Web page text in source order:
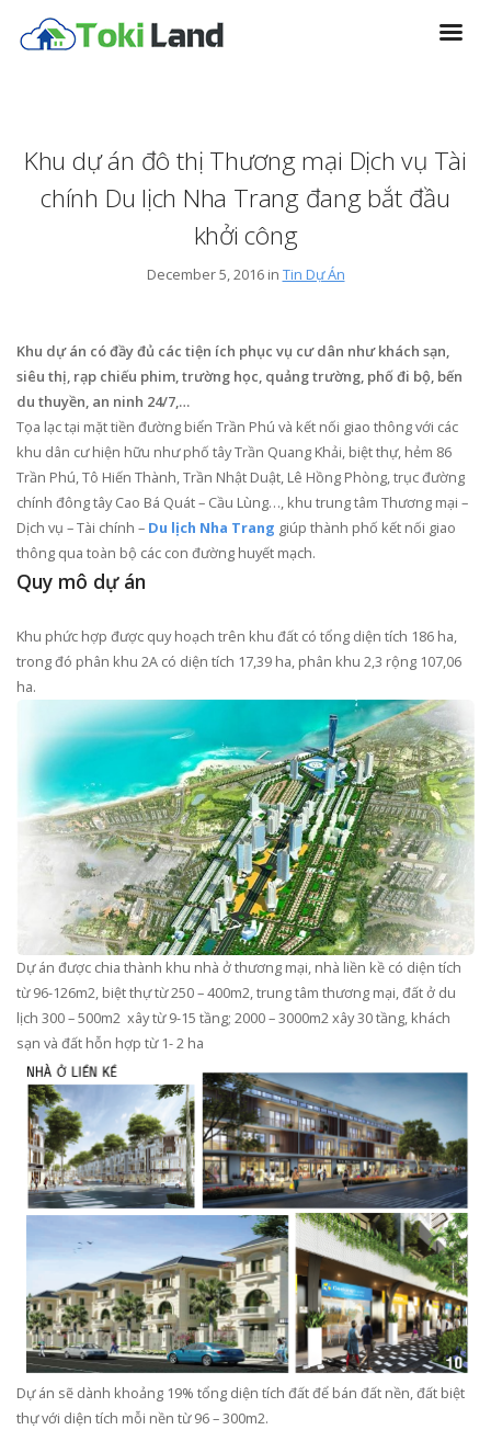
Khu dự án đô thị Thương mại Dịch vụ Tài
chính Du lịch Nha Trang đang bắt đầu
khởi công
December 5, 2016 in Tin Dự Án
Khu dự án có đầy đủ các tiện ích phục vụ cư dân như khách sạn,
siêu thị, rạp chiếu phim, trường học, quảng trường, phố đi bộ, bến
du thuyền, an ninh 24/7,…
Tọa lạc tại mặt tiền đường biển Trần Phú và kết nối giao thông với các
khu dân cư hiện hữu như phố tây Trần Quang Khải, biệt thự, hẻm 86
Trần Phú, Tô Hiến Thành, Trần Nhật Duật, Lê Hồng Phòng, trục đường
chính đông tây Cao Bá Quát – Cầu Lùng…, khu trung tâm Thương mại –
Dịch vụ – Tài chính – Du lịch Nha Trang giúp thành phố kết nối giao
thông qua toàn bộ các con đường huyết mạch.
Quy mô dự án
Khu phức hợp được quy hoạch trên khu đất có tổng diện tích 186 ha,
trong đó phân khu 2A có diện tích 17,39 ha, phân khu 2,3 rộng 107,06
ha.
Dự án được chia thành khu nhà ở thương mại, nhà liền kề có diện tích
từ 96-126m2, biệt thự từ 250 – 400m2, trung tâm thương mại, đất ở du
lịch 300 – 500m2 xây từ 9-15 tầng; 2000 – 3000m2 xây 30 tầng, khách
sạn và đất hỗn hợp từ 1- 2 ha
Dự án sẽ dành khoảng 19% tổng diện tích đất để bán đất nền, đất biệt
thự với diện tích mỗi nền từ 96 – 300m2.